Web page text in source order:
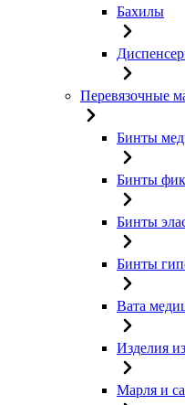
Бахилы
Перевязочные
Бинты
Бинты
Бинты
Бинты
Вата
Изделия
Марля и